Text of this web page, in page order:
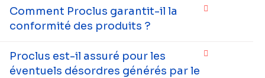
Comment Proclus garantit-il la
conformité des produits ?
Proclus est-il assuré pour les
éventuels désordres générés par le